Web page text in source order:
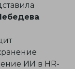
.
ИИ в HR-